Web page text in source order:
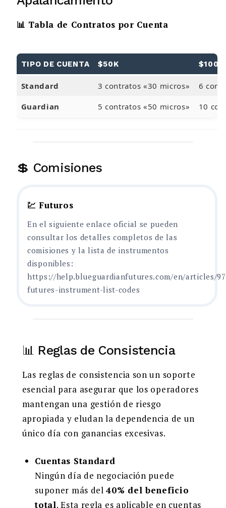
📊 Tabla de Contratos por Cuenta
TIPO DE CUENTA $50K $100K
Standard 3 contratos «30 micros» 6
Guardian 5 contratos «50 micros» 10
💲 Comisiones
💹 Futuros
En el siguiente enlace oficial se pueden
consultar los detalles completos de las
comisiones y la lista de instrumentos
disponibles:
https://help.blueguardianfutures.com/en/articles/
futures-instrument-list-codes
📊 Reglas de Consistencia
Las reglas de consistencia son un soporte
esencial para asegurar que los operadores
mantengan una gestión de riesgo
apropiada y eludan la dependencia de un
único día con ganancias excesivas.
Cuentas Standard
Ningún día de negociación puede
suponer más del40% del beneficio
total. Esta regla es aplicable en cuentas